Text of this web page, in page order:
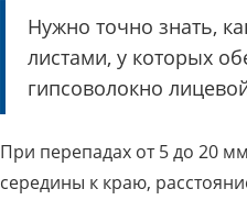
Нужно точно знать,
листами, у которых
гипсоволокно
При перепадах от 5 до 20
середины к краю,